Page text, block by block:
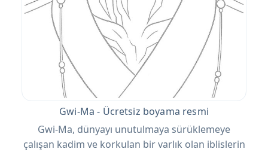
Gwi-Ma - Ücretsiz boyama resmi
Gwi-Ma, dünyayı unutulmaya sürüklemeye
çalışan kadim ve korkulan bir varlık olan iblislerin